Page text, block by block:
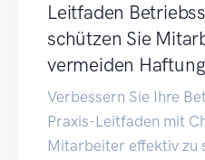
Leitfaden
schützen Sie
vermeiden
Verbessern Sie Ihre
Praxis-Leitfaden mit
Mitarbeiter effektiv zu